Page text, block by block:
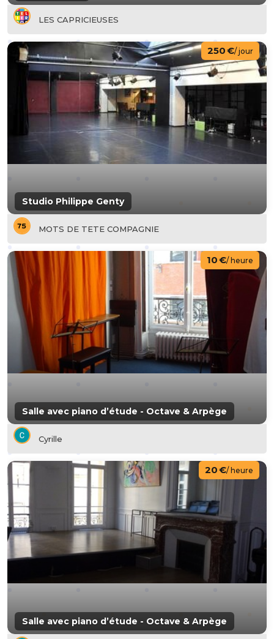
LES CAPRICIEUSES
Studio Philippe Genty
250 €/ jour
MOTS DE TETE COMPAGNIE
Salle avec piano d’étude - Octave & Arpège
10 €/ heure
Cyrille
Salle avec piano d’étude - Octave & Arpège
20 €/ heure